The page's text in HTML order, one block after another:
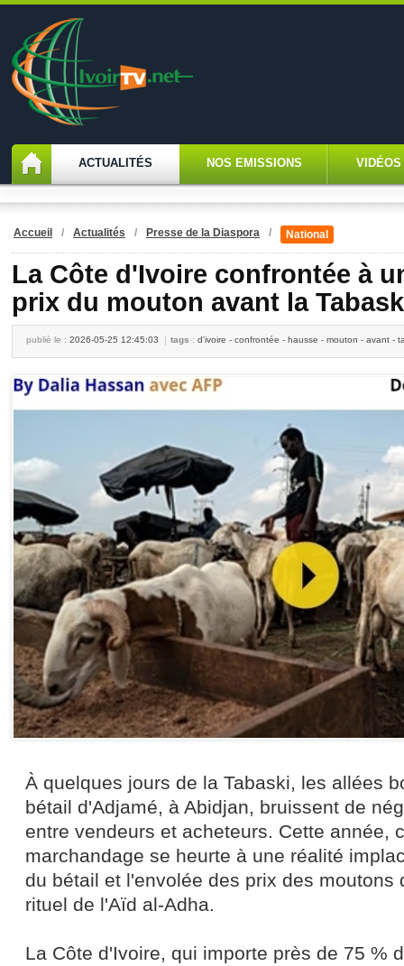
ACTUALITÉS NOS EMISSIONS VIDÉOS
Accueil / Actualités / Presse de la Diaspora / National
La Côte d'Ivoire confrontée à
prix du mouton avant la
publiè le : 2026-05-25 12:45:03 tags : d'ivoire - confrontée - hausse - mouton - avant -
À quelques jours de la Tabaski, les allées
bétail d'Adjamé, à Abidjan, bruissent de
entre vendeurs et acheteurs. Cette année,
marchandage se heurte à une réalité
du bétail et l'envolée des prix des moutons
rituel de l'Aïd al-Adha.
La Côte d'Ivoire, qui importe près de 75 %